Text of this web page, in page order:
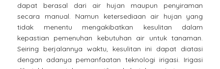
dapat berasal dari air hujan maupun penyiraman
secara manual. Namun ketersediaan air hujan yang
tidak menentu mengakibatkan kesulitan dalam
kepastian pemenuhan kebutuhan air untuk tanaman.
Seiring berjalannya waktu, kesulitan ini dapat diatasi
dengan adanya pemanfaatan teknologi irigasi. Irigasi